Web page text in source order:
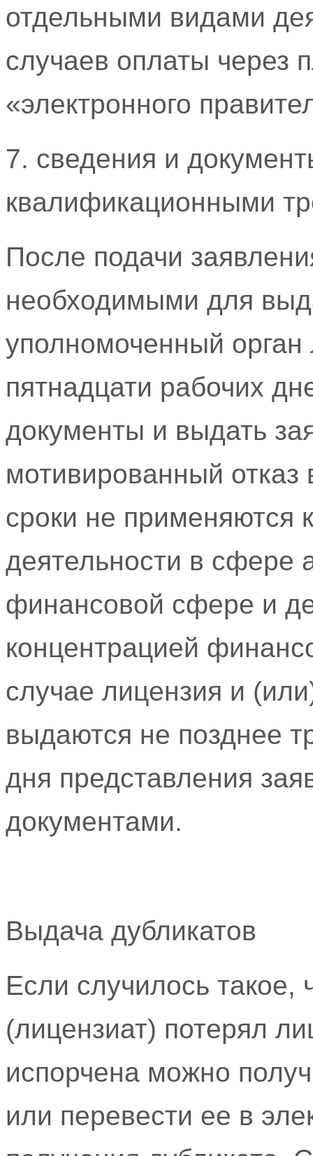
отдельными видами
случаев оплаты через
«электронного
7. сведения и
квалификационными
После подачи
необходимыми для
уполномоченный орган
пятнадцати рабочих
документы и выдать
мотивированный
сроки не применяются
деятельности в сфере
финансовой сфере и
концентрацией
случае лицензия и
выдаются не позднее
дня представления
документами.
Выдача дубликатов
Если случилось такое,
(лицензиат) потерял
испорчена можно
или перевести ее в